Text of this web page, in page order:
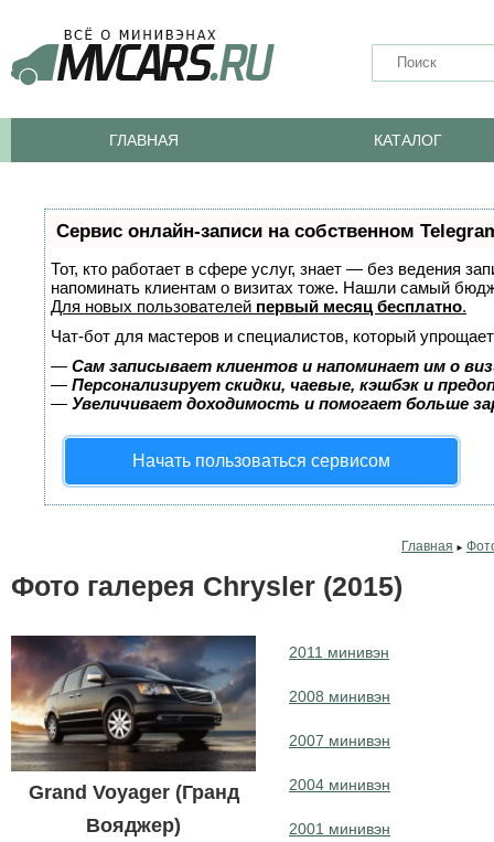
ГЛАВНАЯ КАТАЛОГ
Сервис онлайн-записи на собственном
Тот, кто работает в сфере услуг, знает — без ведения
напоминать клиентам о визитах тоже. Нашли самый
Для новых пользователей первый месяц бесплатно.
Чат-бот для мастеров и специалистов, который
— Сам записывает клиентов и напоминает им о
— Персонализирует скидки, чаевые, кэшбэк и
— Увеличивает доходимость и помогает больше
Начать пользоваться сервисом
Главная ►
Фото галерея Chrysler (2015)
Grand Voyager (Гранд
Вояджер)
2011 минивэн
2008 минивэн
2007 минивэн
2004 минивэн
2001 минивэн